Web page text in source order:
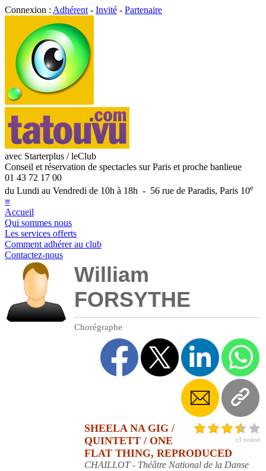
Connexion : Adhérent - Invité - Partenaire
avec Starterplus / leClub
Conseil et réservation de spectacles sur Paris et proche banlieue
01 43 72 17 00
du Lundi au Vendredi de 10h à 18h - 56 rue de Paradis, Paris 10e
≡
Accueil
Qui sommes nous
Les services offerts
Comment adhérer au club
Contactez-nous
William
FORSYTHE
Chorégraphe
(3 notes)
SHEELA NA GIG /
QUINTETT / ONE
FLAT THING, REPRODUCED
CHAILLOT - Théâtre National de la Danse